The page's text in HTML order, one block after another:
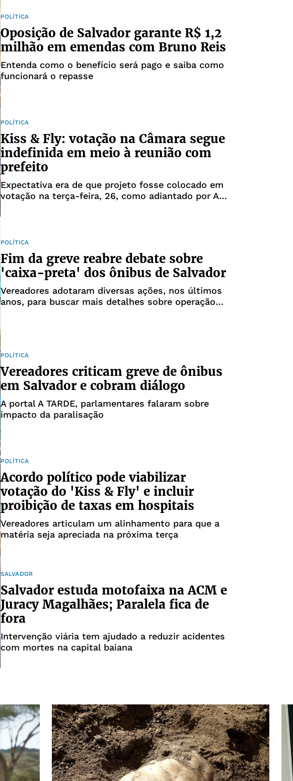
POLÍTICA
Oposição de Salvador garante R$ 1,2
milhão em emendas com Bruno Reis
Entenda como o benefício será pago e saiba como
funcionará o repasse
POLÍTICA
Kiss & Fly: votação na Câmara segue
indefinida em meio à reunião com
prefeito
Expectativa era de que projeto fosse colocado em
votação na terça-feira, 26, como adiantado por A
POLÍTICA
Fim da greve reabre debate sobre
'caixa-preta' dos ônibus de Salvador
Vereadores adotaram diversas ações, nos últimos
anos, para buscar mais detalhes sobre operação
POLÍTICA
Vereadores criticam greve de ônibus
em Salvador e cobram diálogo
A portal A TARDE, parlamentares falaram sobre
impacto da paralisação
POLÍTICA
Acordo político pode viabilizar
votação do 'Kiss & Fly' e incluir
proibição de taxas em hospitais
Vereadores articulam um alinhamento para que a
matéria seja apreciada na próxima terça
SALVADOR
Salvador estuda motofaixa na ACM e
Juracy Magalhães; Paralela fica de
fora
Intervenção viária tem ajudado a reduzir acidentes
com mortes na capital baiana